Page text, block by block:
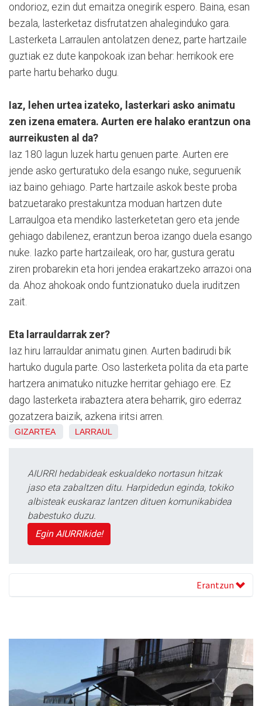
ondorioz, ezin dut emaitza onegirik espero. Baina, esan
bezala, lasterketaz disfrutatzen ahaleginduko gara.
Lasterketa Larraulen antolatzen denez, parte hartzaile
guztiak ez dute kanpokoak izan behar: herrikook ere
parte hartu beharko dugu.
Iaz, lehen urtea izateko, lasterkari asko animatu
zen izena ematera. Aurten ere halako erantzun ona
aurreikusten al da?
Iaz 180 lagun luzek hartu genuen parte. Aurten ere
jende asko gerturatuko dela esango nuke, seguruenik
iaz baino gehiago. Parte hartzaile askok beste proba
batzuetarako prestakuntza moduan hartzen dute
Larraulgoa eta mendiko lasterketetan gero eta jende
gehiago dabilenez, erantzun beroa izango duela esango
nuke. Iazko parte hartzaileak, oro har, gustura geratu
ziren probarekin eta hori jendea erakartzeko arrazoi ona
da. Ahoz ahokoak ondo funtzionatuko duela iruditzen
zait.
Eta larrauldarrak zer?
Iaz hiru larrauldar animatu ginen. Aurten badirudi bik
hartuko dugula parte. Oso lasterketa polita da eta parte
hartzera animatuko nituzke herritar gehiago ere. Ez
dago lasterketa irabaztera atera beharrik, giro ederraz
gozatzera baizik, azkena iritsi arren.
GIZARTEA LARRAUL
AIURRI hedabideak eskualdeko nortasun hitzak
jaso eta zabaltzen ditu. Harpidedun eginda, tokiko
albisteak euskaraz lantzen dituen komunikabidea
babestuko duzu.
Egin AIURRIkide!
Erantzun